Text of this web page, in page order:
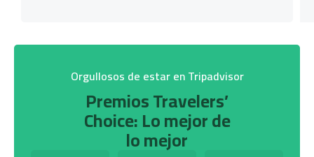
Orgullosos de estar en Tripadvisor
Premios Travelers’
Choice: Lo mejor de
lo mejor